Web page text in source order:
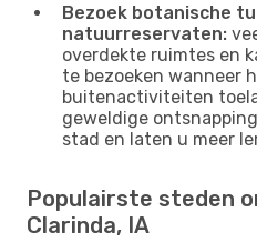
Bezoek botanische
natuurreservaten:
overdekte ruimtes en
te bezoeken wanneer
buitenactiviteiten
geweldige
stad en laten u meer
Populairste steden
Clarinda, IA